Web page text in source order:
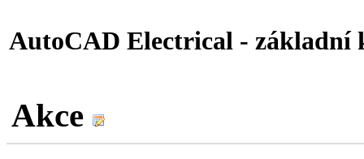
AutoCAD Electrical - základní
Akce